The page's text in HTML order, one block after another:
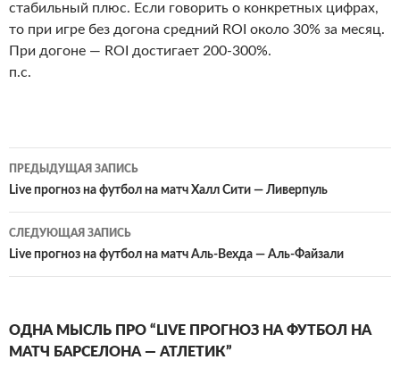
стабильный плюс. Если говорить о конкретных цифрах,
то при игре без догона средний ROI около 30% за месяц.
При догоне — ROI достигает 200-300%.
п.с.
Навигация
по
записям
ПРЕДЫДУЩАЯ ЗАПИСЬ
Live прогноз на футбол на матч Халл Сити — Ливерпуль
СЛЕДУЮЩАЯ ЗАПИСЬ
Live прогноз на футбол на матч Аль-Вехда — Аль-Файзали
ОДНА МЫСЛЬ ПРО “LIVE ПРОГНОЗ НА ФУТБОЛ НА
МАТЧ БАРСЕЛОНА — АТЛЕТИК”